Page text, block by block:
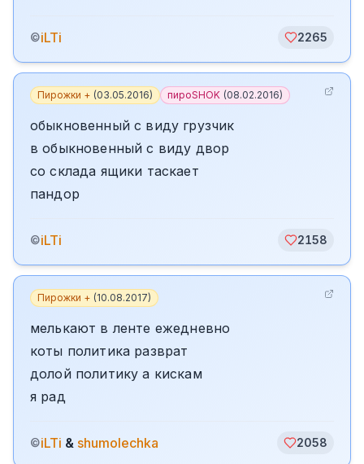
©iLTi 2265
Пирожки + (03.05.2016) пироSHOK (08.02.2016)
обыкновенный с виду грузчик
в обыкновенный с виду двор
со склада ящики таскает
пандор
©iLTi 2158
Пирожки + (10.08.2017)
мелькают в ленте ежедневно
коты политика разврат
долой политику а кискам
я рад
©iLTi & shumolechka 2058